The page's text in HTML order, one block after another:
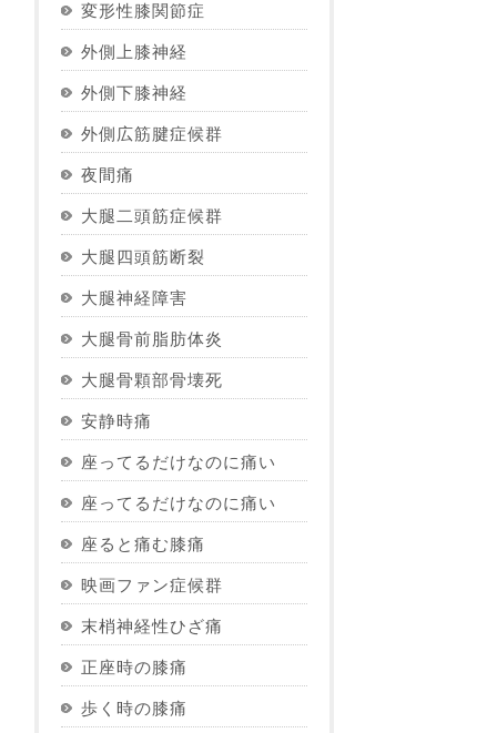
変形性膝関節症
外側上膝神経
外側下膝神経
外側広筋腱症候群
夜間痛
大腿二頭筋症候群
大腿四頭筋断裂
大腿神経障害
大腿骨前脂肪体炎
大腿骨顆部骨壊死
安静時痛
座ってるだけなのに痛い
座ってるだけなのに痛い
座ると痛む膝痛
映画ファン症候群
末梢神経性ひざ痛
正座時の膝痛
歩く時の膝痛